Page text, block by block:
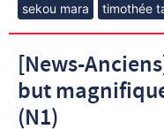
sekou mara
timothée
[News-
but
(N1)